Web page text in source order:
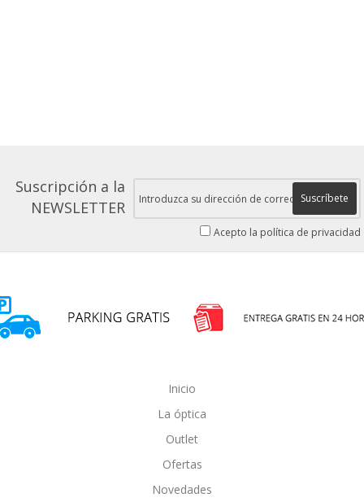
Suscripción a la
NEWSLETTER
Suscríbete
Acepto la política de privacidad
Inicio
La óptica
Outlet
Ofertas
Novedades